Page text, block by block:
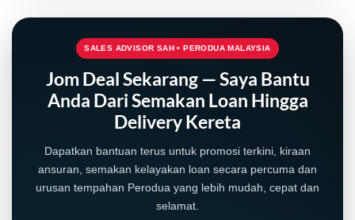
SALES ADVISOR SAH • PERODUA MALAYSIA
Jom Deal Sekarang — Saya Bantu
Anda Dari Semakan Loan Hingga
Delivery Kereta
Dapatkan bantuan terus untuk promosi terkini, kiraan
ansuran, semakan kelayakan loan secara percuma dan
urusan tempahan Perodua yang lebih mudah, cepat dan
selamat.